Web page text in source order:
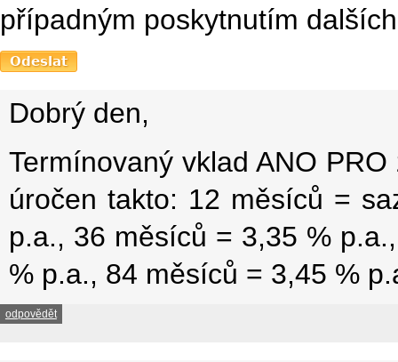
případným poskytnutím
Dobrý den,
Termínovaný vklad ANO
úročen takto: 12 měsíců =
p.a., 36 měsíců = 3,35 %
% p.a., 84 měsíců = 3,45 %
odpovědět